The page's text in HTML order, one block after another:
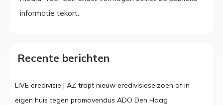
informatie tekort.
Recente berichten
LIVE eredivisie | AZ trapt nieuw eredivisieseizoen af in
eigen huis tegen promovendus ADO Den Haag